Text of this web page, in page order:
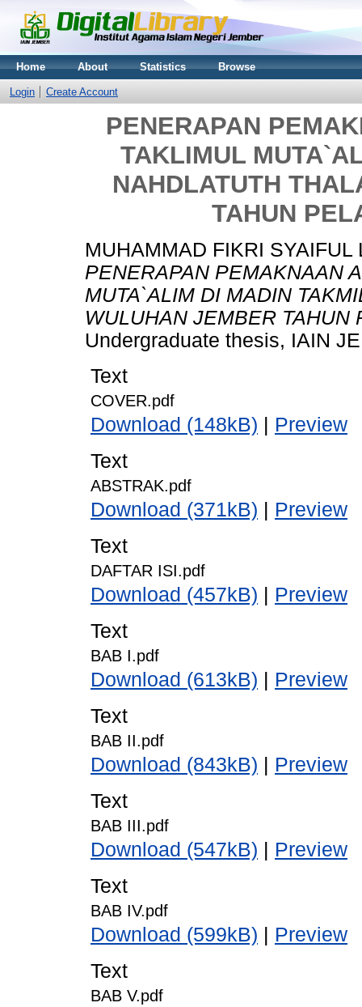
Home About Statistics Browse
Login Create Account
PENERAPAN
TAKLIMUL
NAHDLATUTH
TAHUN
MUHAMMAD FIKRI SYAIFUL
PENERAPAN PEMAKNAAN
MUTA`ALIM DI MADIN
WULUHAN JEMBER TAHUN
Undergraduate thesis, IAIN
Text
COVER.pdf
Download (148kB) | Preview
Text
ABSTRAK.pdf
Download (371kB) | Preview
Text
DAFTAR ISI.pdf
Download (457kB) | Preview
Text
BAB I.pdf
Download (613kB) | Preview
Text
BAB II.pdf
Download (843kB) | Preview
Text
BAB III.pdf
Download (547kB) | Preview
Text
BAB IV.pdf
Download (599kB) | Preview
Text
BAB V.pdf